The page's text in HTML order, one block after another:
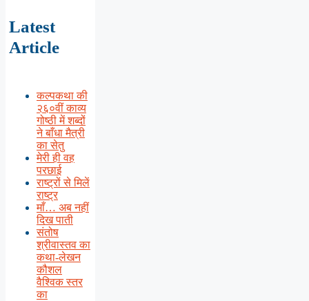
Latest
Article
कल्पकथा की
२६०वीं काव्य
गोष्ठी में शब्दों
ने बाँधा मैत्री
का सेतु
मेरी ही वह
परछाई
राष्ट्रों से मिलें
राष्ट्र
माँ… अब नहीं
दिख पाती
संतोष
श्रीवास्तव का
कथा-लेखन
कौशल
वैश्विक स्तर
का